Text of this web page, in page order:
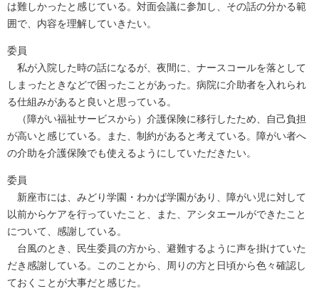
は難しかったと感じている。対面会議に参加し、その話の分かる範
囲で、内容を理解していきたい。
委員
私が入院した時の話になるが、夜間に、ナースコールを落として
しまったときなどで困ったことがあった。病院に介助者を入れられ
る仕組みがあると良いと思っている。
（障がい福祉サービスから）介護保険に移行したため、自己負担
が高いと感じている。また、制約があると考えている。障がい者へ
の介助を介護保険でも使えるようにしていただきたい。
委員
新座市には、みどり学園・わかば学園があり、障がい児に対して
以前からケアを行っていたこと、また、アシタエールができたこと
について、感謝している。
台風のとき、民生委員の方から、避難するように声を掛けていた
だき感謝している。このことから、周りの方と日頃から色々確認し
ておくことが大事だと感じた。